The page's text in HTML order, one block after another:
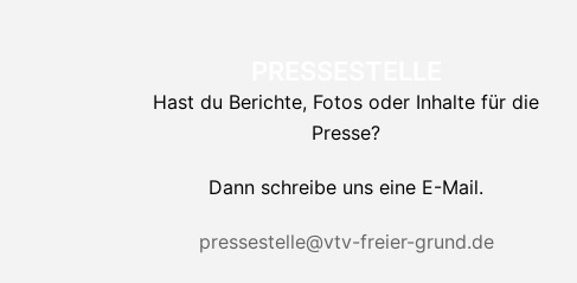
Hast du Berichte, Fotos oder Inhalte für die
Presse?
Dann schreibe uns eine E-Mail.
pressestelle@vtv-freier-grund.de